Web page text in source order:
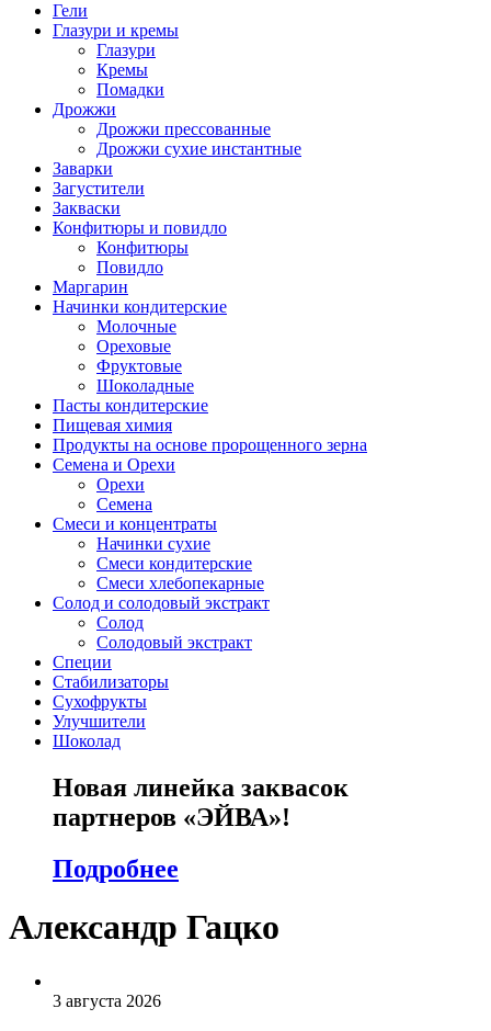
Гели
Глазури и кремы
Глазури
Кремы
Помадки
Дрожжи
Дрожжи прессованные
Дрожжи сухие инстантные
Заварки
Загустители
Закваски
Конфитюры и повидло
Конфитюры
Повидло
Маргарин
Начинки кондитерские
Молочные
Ореховые
Фруктовые
Шоколадные
Пасты кондитерские
Пищевая химия
Продукты на основе пророщенного зерна
Семена и Орехи
Орехи
Семена
Смеси и концентраты
Начинки сухие
Смеси кондитерские
Смеси хлебопекарные
Солод и солодовый экстракт
Солод
Солодовый экстракт
Специи
Стабилизаторы
Сухофрукты
Улучшители
Шоколад
Новая линейка заквасок
партнеров «ЭЙВА»!
Подробнее
Александр Гацко
3 августа 2026